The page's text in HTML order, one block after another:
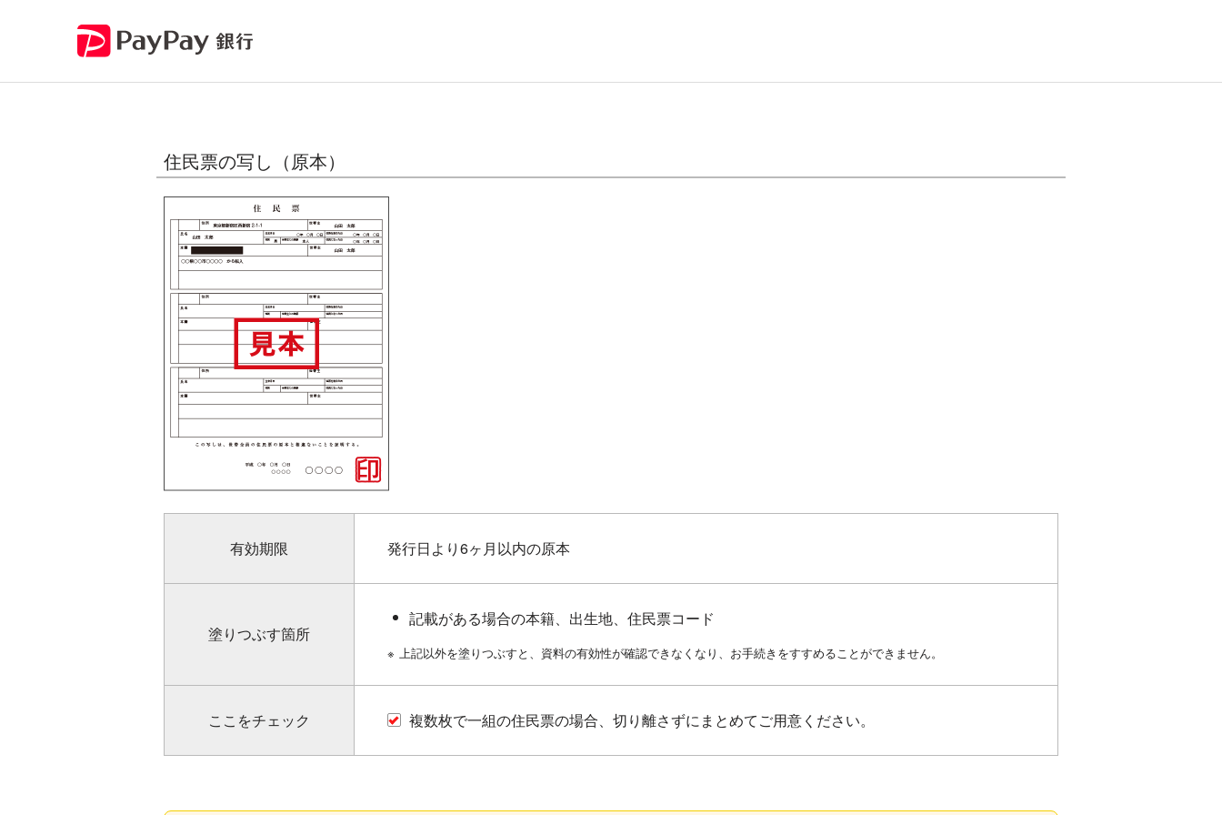
住民票の写し（原本）
有効期限 発行日より6ヶ月以内の原本
塗りつぶす箇所
記載がある場合の本籍、出生地、住民票コード
※ 上記以外を塗りつぶすと、資料の有効性が確認できなくなり、お手続きをすすめることができません。
ここをチェック 複数枚で一組の住民票の場合、切り離さずにまとめてご用意ください。